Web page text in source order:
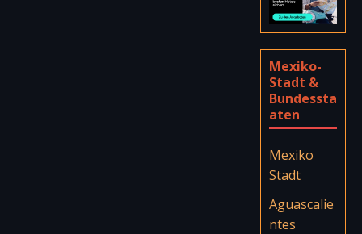
Mexiko-
Stadt &
Bundessta
aten
Mexiko
Stadt
Aguascalie
ntes